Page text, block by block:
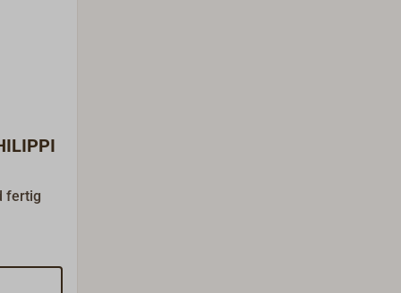
fertig
Typ